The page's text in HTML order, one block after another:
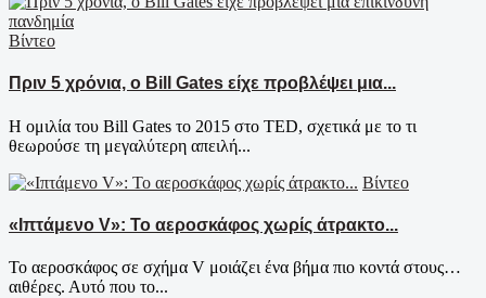
Βίντεο
Πριν 5 χρόνια, ο Bill Gates είχε προβλέψει μια...
Η ομιλία του Bill Gates το 2015 στο TED, σχετικά με το τι
θεωρούσε τη μεγαλύτερη απειλή...
Βίντεο
«Ιπτάμενο V»: Το αεροσκάφος χωρίς άτρακτο...
Το αεροσκάφος σε σχήμα V μοιάζει ένα βήμα πιο κοντά στους…
αιθέρες. Αυτό που το...